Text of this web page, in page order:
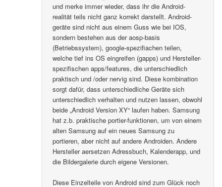
und merke immer wieder, dass ihr die Android-
realität teils nicht ganz korrekt darstellt. Android-
geräte sind nicht aus einem Guss wie bei IOS,
sondern bestehen aus der aosp-basis
(Betriebssystem), google-spezifiachen teilen,
welche tief ins OS eingreifen (gapps) und Hersteller-
spezifischen apps/features, die unterschiedlich
praktisch und /oder nervig sind. Diese kombination
sorgt dafür, dass unterschiedliche Geräte sich
unterschiedlich verhalten und nutzen lassen, obwohl
beide „Android Version XY“ laufen haben. Samsung
hat z.b. praktische portier-funktionen, um von einem
alten Samsung auf ein neues Samsung zu
portieren, aber nicht auf andere Androiden. Andere
Hersteller aersetzen Adressbuch, Kalenderapp, und
die Bildergalerie durch eigene Versionen.
Diese Einzelteile von Android sind zum Glück noch